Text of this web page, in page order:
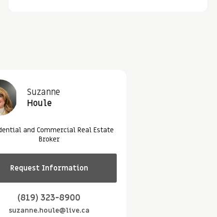
Suzanne
Houle
and Commercial Real Estate
Broker
Request Information
(819) 323-8900
suzanne.houle@live.ca